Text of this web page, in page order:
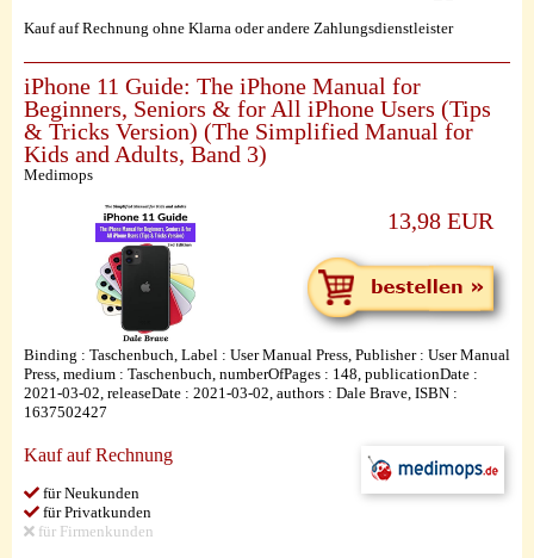
Kauf auf Rechnung ohne Klarna oder andere Zahlungsdienstleister
iPhone 11 Guide: The iPhone Manual for
Beginners, Seniors & for All iPhone Users (Tips
& Tricks Version) (The Simplified Manual for
Kids and Adults, Band 3)
Medimops
13,98 EUR
Binding : Taschenbuch, Label : User Manual Press, Publisher : User Manual
Press, medium : Taschenbuch, numberOfPages : 148, publicationDate :
2021-03-02, releaseDate : 2021-03-02, authors : Dale Brave, ISBN :
1637502427
Kauf auf Rechnung
für Neukunden
für Privatkunden
für Firmenkunden